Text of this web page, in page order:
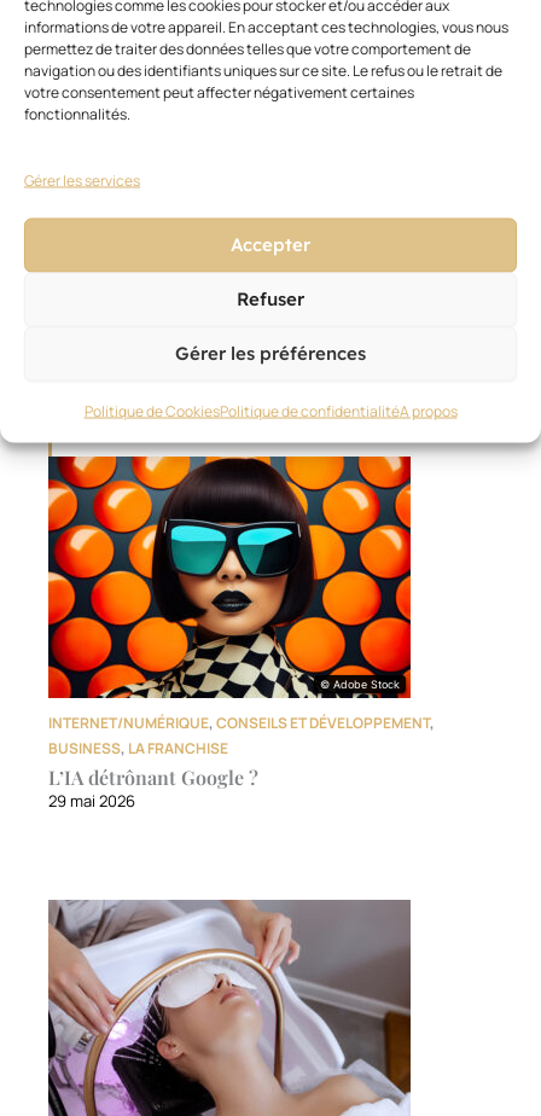
technologies comme les cookies pour stocker et/ou accéder aux
informations de votre appareil. En acceptant ces technologies, vous nous
permettez de traiter des données telles que votre comportement de
navigation ou des identifiants uniques sur ce site. Le refus ou le retrait de
votre consentement peut affecter négativement certaines
fonctionnalités.
Gérer les services
Accepter
Refuser
Gérer les préférences
Politique de CookiesPolitique de confidentialitéA propos
caisse
qui
s’est
déployée
chez
000
Ces articles pourraient vous
Voir
© Adobe Stock
© Adobe Stock
INTERNET/NUMÉRIQUE,CONSEILS ET DÉVELOPPEMENT,
BUSINESS, LA FRANCHISE
L’IA détrônant Google ?
29 mai 2026